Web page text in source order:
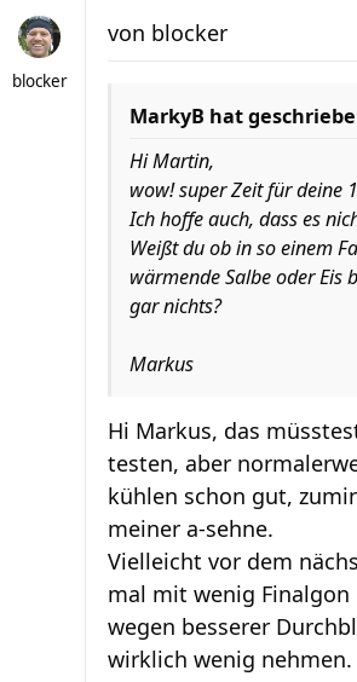
blocker
von blocker
MarkyB hat
Hi Martin,
wow! super Zeit für deine
Ich hoffe auch, dass es
Weißt du ob in so einem
wärmende Salbe oder Eis
gar nichts?
Markus
Hi Markus, das
testen, aber
kühlen schon gut,
meiner a-sehne.
Vielleicht vor dem
mal mit wenig Finalgon
wegen besserer
wirklich wenig nehmen.